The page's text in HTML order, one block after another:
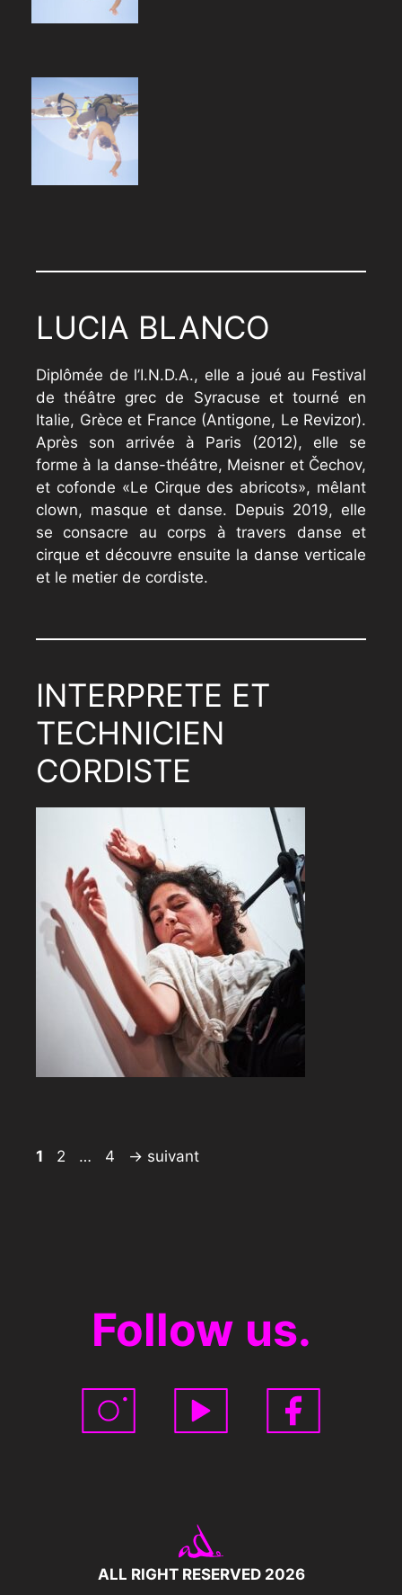
LUCIA BLANCO
Diplômée de l’I.N.D.A., elle a joué au Festival
de théâtre grec de Syracuse et tourné en
Italie, Grèce et France (Antigone, Le Revizor).
Après son arrivée à Paris (2012), elle se
forme à la danse-théâtre, Meisner et Čechov,
et cofonde «Le Cirque des abricots», mêlant
clown, masque et danse. Depuis 2019, elle
se consacre au corps à travers danse et
cirque et découvre ensuite la danse verticale
et le metier de cordiste.
INTERPRETE ET
TECHNICIEN
CORDISTE
Page
1 Page
2 … Page
4 → suivant
Follow us.
ALL RIGHT RESERVED 2026